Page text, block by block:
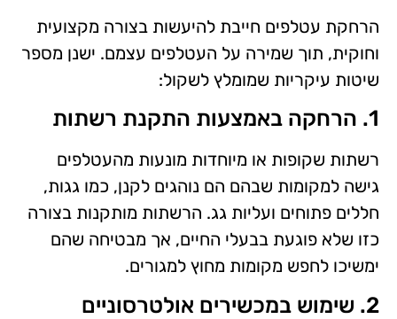
הרחקת עטלפים חייבת להיעשות בצורה מקצועית
וחוקית, תוך שמירה על העטלפים עצמם. ישנן מספר
שיטות עיקריות שמומלץ לשקול:
1. הרחקה באמצעות התקנת רשתות
רשתות שקופות או מיוחדות מונעות מהעטלפים
גישה למקומות שבהם הם נוהגים לקנן, כמו גגות,
חללים פתוחים ועליות גג. הרשתות מותקנות בצורה
כזו שלא פוגעת בבעלי החיים, אך מבטיחה שהם
ימשיכו לחפש מקומות מחוץ למגורים.
2. שימוש במכשירים אולטרסוניים